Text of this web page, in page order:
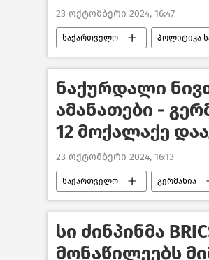
23 ოქტომბერი 2024, 16:47
საქართველო პოლიტიკა
საქართველოს არასამთავრობო
საპარლამენტო არჩევნები
საქართველოს პარლამენტის
ნაქურდალი
ამანათები -
12 მოქალაქე
23 ოქტომბერი 2024, 16:13
საქართველო გერმანია
სი ძინპინმა
მონაწილეებს